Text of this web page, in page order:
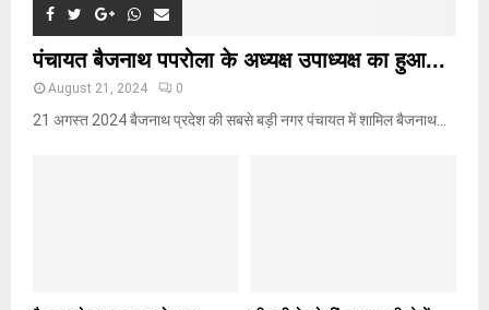
पंचायत बैजनाथ पपरोला के अध्यक्ष उपाध्यक्ष का हुआ...
August 21, 2024 0
21 अगस्त 2024 बैजनाथ प्रदेश की सबसे बड़ी नगर पंचायत में शामिल बैजनाथ...